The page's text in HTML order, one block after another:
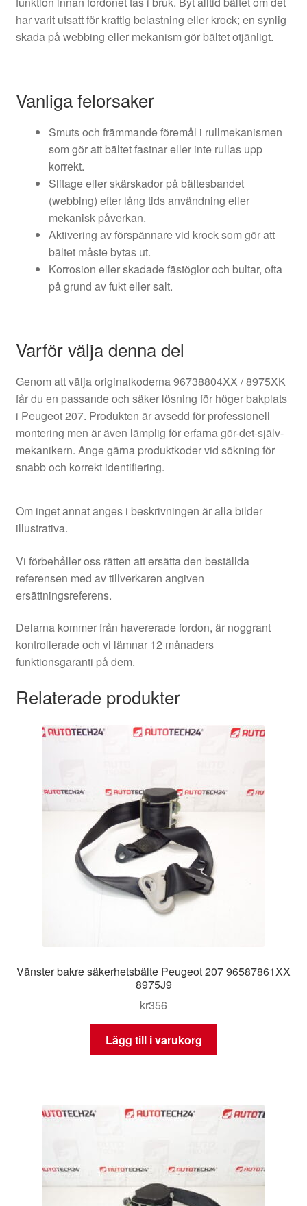
har varit utsatt för kraftig belastning eller krock; en synlig
skada på webbing eller mekanism gör bältet otjänligt.
Vanliga felorsaker
Smuts och främmande föremål i rullmekanismen
som gör att bältet fastnar eller inte rullas upp
korrekt.
Slitage eller skärskador på bältesbandet
(webbing) efter lång tids användning eller
mekanisk påverkan.
Aktivering av förspännare vid krock som gör att
bältet måste bytas ut.
Korrosion eller skadade fästöglor och bultar, ofta
på grund av fukt eller salt.
Varför välja denna del
Genom att välja originalkoderna 96738804XX / 8975XK
får du en passande och säker lösning för höger bakplats
i Peugeot 207. Produkten är avsedd för professionell
montering men är även lämplig för erfarna gör-det-själv-
mekanikern. Ange gärna produktkoder vid sökning för
snabb och korrekt identifiering.
Om inget annat anges i beskrivningen är alla bilder
illustrativa.
Vi förbehåller oss rätten att ersätta den beställda
referensen med av tillverkaren angiven
ersättningsreferens.
Delarna kommer från havererade fordon, är noggrant
kontrollerade och vi lämnar 12 månaders
funktionsgaranti på dem.
Relaterade produkter
Vänster bakre säkerhetsbälte Peugeot 207 96587861XX
8975J9
kr356
Lägg till i varukorg